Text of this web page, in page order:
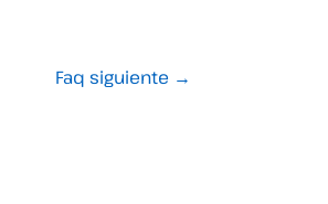
Faq siguiente →